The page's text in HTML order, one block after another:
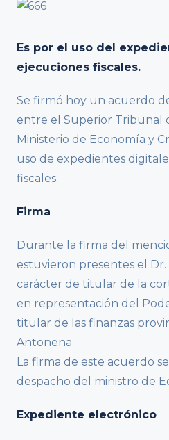
Es por el uso del
ejecuciones fiscales.
Se firmó hoy un acuerdo
entre el Superior Tribunal
Ministerio de Economía y
uso de expedientes
fiscales.
Firma
Durante la firma del
estuvieron presentes el Dr.
carácter de titular de la
en representación del
titular de las finanzas
Antonena
La firma de este acuerdo
despacho del ministro de
Expediente electrónico